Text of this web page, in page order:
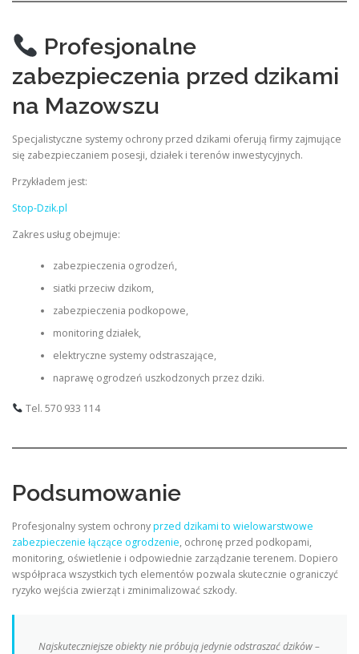
Profesjonalne
zabezpieczenia przed dzikami
na Mazowszu
Specjalistyczne systemy ochrony przed dzikami oferują firmy zajmujące
się zabezpieczaniem posesji, działek i terenów inwestycyjnych.
Przykładem jest:
Stop-Dzik.pl
Zakres usług obejmuje:
zabezpieczenia ogrodzeń,
siatki przeciw dzikom,
zabezpieczenia podkopowe,
monitoring działek,
elektryczne systemy odstraszające,
naprawę ogrodzeń uszkodzonych przez dziki.
Tel. 570 933 114
Podsumowanie
Profesjonalny system ochronyprzed dzikami to wielowarstwowe
zabezpieczenie łączące ogrodzenie, ochronę przed podkopami,
monitoring, oświetlenie i odpowiednie zarządzanie terenem. Dopiero
współpraca wszystkich tych elementów pozwala skutecznie ograniczyć
ryzyko wejścia zwierząt i zminimalizować szkody.
Najskuteczniejsze obiekty nie próbują jedynie odstraszać dzików –